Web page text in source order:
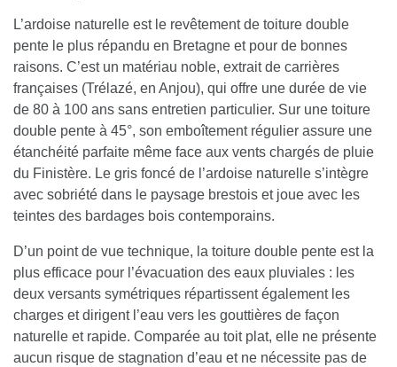
L’ardoise naturelle est le revêtement de toiture double
pente le plus répandu en Bretagne et pour de bonnes
raisons. C’est un matériau noble, extrait de carrières
françaises (Trélazé, en Anjou), qui offre une durée de vie
de 80 à 100 ans sans entretien particulier. Sur une toiture
double pente à 45°, son emboîtement régulier assure une
étanchéité parfaite même face aux vents chargés de pluie
du Finistère. Le gris foncé de l’ardoise naturelle s’intègre
avec sobriété dans le paysage brestois et joue avec les
teintes des bardages bois contemporains.
D’un point de vue technique, la toiture double pente est la
plus efficace pour l’évacuation des eaux pluviales : les
deux versants symétriques répartissent également les
charges et dirigent l’eau vers les gouttières de façon
naturelle et rapide. Comparée au toit plat, elle ne présente
aucun risque de stagnation d’eau et ne nécessite pas de